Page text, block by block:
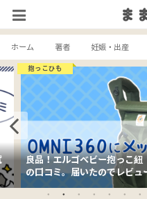
ホーム 著者 妊娠・出産
抱っこひも
良品！エルゴベビー抱っこ
の口コミ。届いたのでレビュ